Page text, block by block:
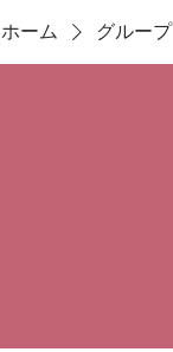
ホーム グループ